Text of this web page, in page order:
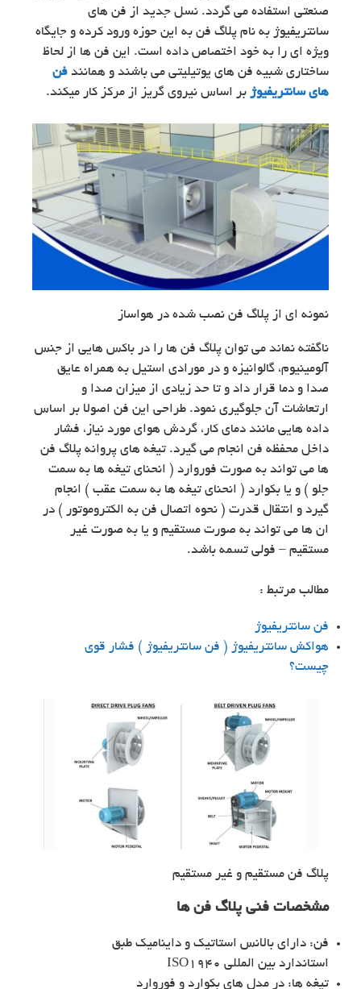
صنعتی استفاده می گردد. نسل جدید از فن های
سانتریفیوژ به نام پلاگ فن به این حوزه ورود کرده و جایگاه
ویژه ای را به خود اختصاص داده است. این فن ها از لحاظ
ساختاری شبیه فن های یوتیلیتی می باشند و همانند فن
های سانتریفیوژ بر اساس نیروی گریز از مرکز کار میکند.
نمونه ای از پلاگ فن نصب شده در هواساز
ناگفته نماند می توان پلاگ فن ها را در باکس هایی از جنس
آلومینیوم، گالوانیزه و در مورادی استیل به همراه عایق
صدا و دما قرار داد و تا حد زیادی از میزان صدا و
ارتعاشات آن جلوگیری نمود. طراحی این فن اصولا بر اساس
داده هایی مانند دمای کار، گردش هوای مورد نیاز، فشار
داخل محفظه فن انجام می گیرد. تیغه های پروانه پلاگ فن
ها می تواند به صورت فوروارد ( انحنای تیغه ها به سمت
جلو ) و یا بکوارد ( انحنای تیغه ها به سمت عقب ) انجام
گیرد و انتقال قدرت ( نحوه اتصال فن به الکتروموتور ) در
ان ها می تواند به صورت مستقیم و یا به صورت غیر
مستقیم – فولی تسمه باشد.
مطالب مرتبط :
فن سانتریفیوژ
هواکش سانتریفیوژ ( فن سانتریفیوژ ) فشار قوی
چیست؟
پلاگ فن مستقیم و غیر مستقیم
مشخصات فنی پلاگ فن ها
فن: دارای بالانس استاتیک و داینامیک طبق
استاندارد بین المللی ISO1940
تیغه ها: در مدل های بکوارد و فوروارد